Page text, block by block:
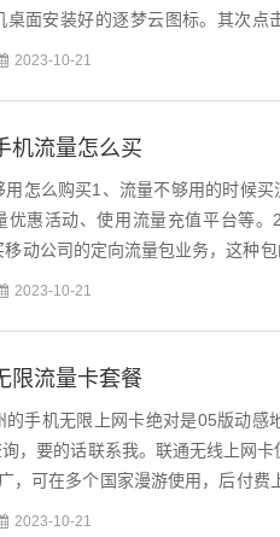
桌面安装好的逐梦云图标。其次点
是物联网平台，具有高安全性专用
2023-10-21
机流量怎么买
用怎么购买1、流量不够用的时候
优惠活动、使用流量充值平台等
动公司的定向流量包业务，这种
核减你的定向流量包内的流量。3、
2023-10-21
限流量卡套餐
的手机无限上网卡绝对是05版动感
，要的话联系我。联通无线上网
，可在多个国家漫游使用，后付费
不支持）。无线的网卡，有...
2023-10-21